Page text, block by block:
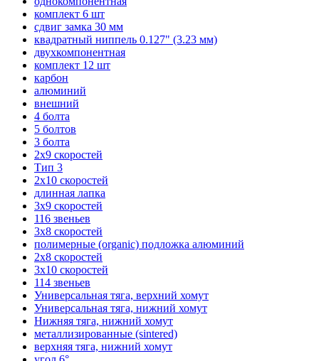
комплект 6 шт
сдвиг замка 30 мм
квадратный ниппель 0.127" (3.23 мм)
двухкомпонентная
комплект 12 шт
карбон
алюминий
внешний
4 болта
5 болтов
3 болта
2х9 скоростей
Тип 3
2х10 скоростей
длинная лапка
3х9 скоростей
116 звеньев
3х8 скоростей
полимерные (organic) подложка алюминий
2х8 скоростей
3х10 скоростей
114 звеньев
Универсальная тяга, верхний хомут
Универсальная тяга, нижний хомут
Нижняя тяга, нижний хомут
металлизированные (sintered)
верхняя тяга, нижний хомут